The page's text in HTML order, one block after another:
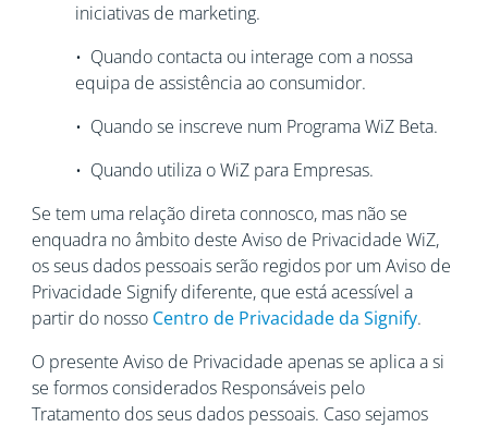
iniciativas de marketing.
• Quando contacta ou interage com a nossa
equipa de assistência ao consumidor.
• Quando se inscreve num Programa WiZ Beta.
• Quando utiliza o WiZ para Empresas.
Se tem uma relação direta connosco, mas não se
enquadra no âmbito deste Aviso de Privacidade WiZ,
os seus dados pessoais serão regidos por um Aviso de
Privacidade Signify diferente, que está acessível a
partir do nosso Centro de Privacidade da Signify.
O presente Aviso de Privacidade apenas se aplica a si
se formos considerados Responsáveis pelo
Tratamento dos seus dados pessoais. Caso sejamos